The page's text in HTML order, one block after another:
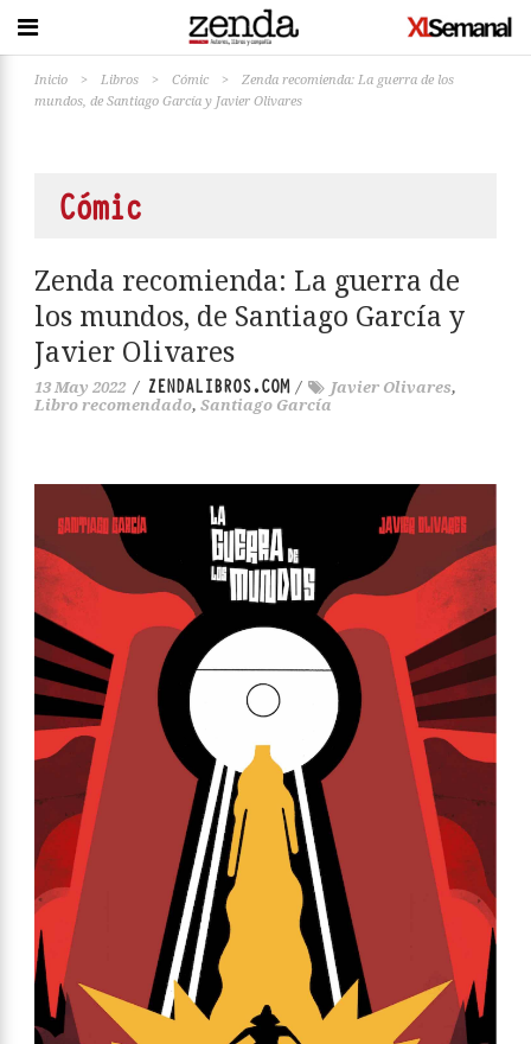
Inicio > Libros > Cómic >
Zenda recomienda: La guerra de los
mundos, de Santiago García y Javier Olivares
Cómic
Zenda recomienda: La guerra de
los mundos, de Santiago García y
Javier Olivares
13 May 2022 / ZENDALIBROS.COM/ Javier Olivares,
Libro recomendado, Santiago García